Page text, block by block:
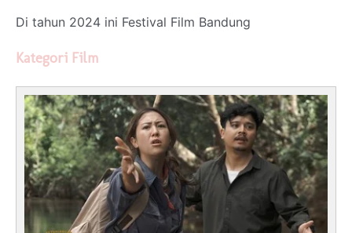
Di tahun 2024 ini Festival Film Bandung
Kategori Film